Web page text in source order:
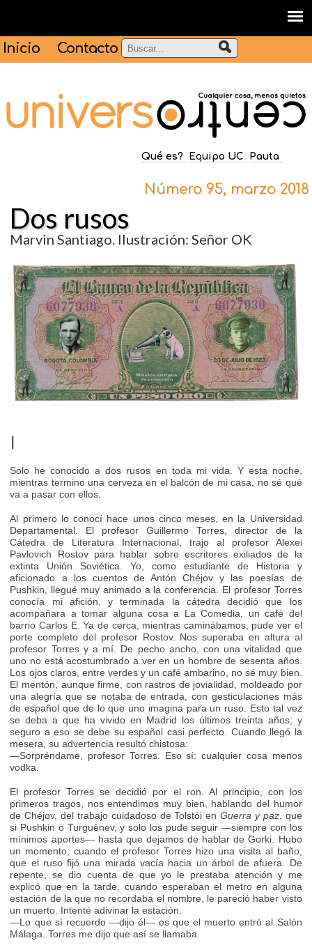
Inicio Contacto
Qué es? Equipo UC Pauta
Número 95, marzo 2018
Dos rusos
Marvin Santiago. Ilustración: Señor OK
I
Solo he conocido a dos rusos en toda mi vida. Y esta noche,
mientras termino una cerveza en el balcón de mi casa, no sé qué
va a pasar con ellos.
Al primero lo conocí hace unos cinco meses, en la Universidad
Departamental. El profesor Guillermo Torres, director de la
Cátedra de Literatura Internacional, trajo al profesor Alexei
Pavlovich Rostov para hablar sobre escritores exiliados de la
extinta Unión Soviética. Yo, como estudiante de Historia y
aficionado a los cuentos de Antón Chéjov y las poesías de
Pushkin, llegué muy animado a la conferencia. El profesor Torres
conocía mi afición, y terminada la cátedra decidió que los
acompañara a tomar alguna cosa a La Comedia, un café del
barrio Carlos E. Ya de cerca, mientras caminábamos, pude ver el
porte completo del profesor Rostov. Nos superaba en altura al
profesor Torres y a mí. De pecho ancho, con una vitalidad que
uno no está acostumbrado a ver en un hombre de sesenta años.
Los ojos claros, entre verdes y un café ambarino, no sé muy bien.
El mentón, aunque firme, con rastros de jovialidad, moldeado por
una alegría que se notaba de entrada, con gesticulaciones más
de español que de lo que uno imagina para un ruso. Esto tal vez
se deba a que ha vivido en Madrid los últimos treinta años; y
seguro a eso se debe su español casi perfecto. Cuando llegó la
mesera, su advertencia resultó chistosa:
—Sorpréndame, profesor Torres. Eso sí: cualquier cosa menos
vodka.
El profesor Torres se decidió por el ron. Al principio, con los
primeros tragos, nos entendimos muy bien, hablando del humor
de Chéjov, del trabajo cuidadoso de Tolstói enGuerra y paz, que
si Pushkin o Turguénev, y solo los pude seguir —siempre con los
mínimos aportes— hasta que dejamos de hablar de Gorki. Hubo
un momento, cuando el profesor Torres hizo una visita al baño,
que el ruso fijó una mirada vacía hacia un árbol de afuera. De
repente, se dio cuenta de que yo le prestaba atención y me
explicó que en la tarde, cuando esperaban el metro en alguna
estación de la que no recordaba el nombre, le pareció haber visto
un muerto. Intenté adivinar la estación.
—Lo que sí recuerdo —dijo él— es que el muerto entró al Salón
Málaga. Torres me dijo que así se llamaba.